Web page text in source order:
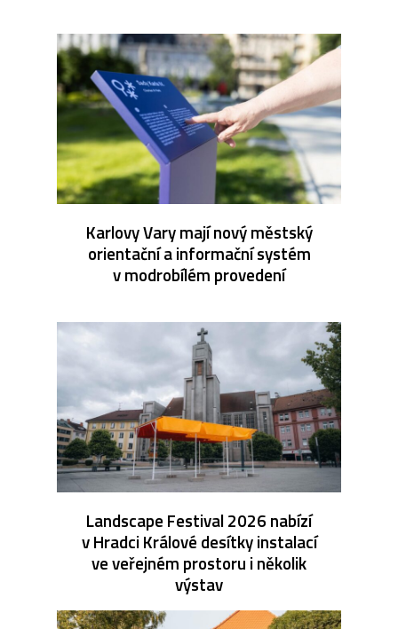
Karlovy Vary mají nový městský
orientační a informační systém
v modrobílém provedení
Landscape Festival 2026 nabízí
v Hradci Králové desítky instalací
ve veřejném prostoru i několik
výstav